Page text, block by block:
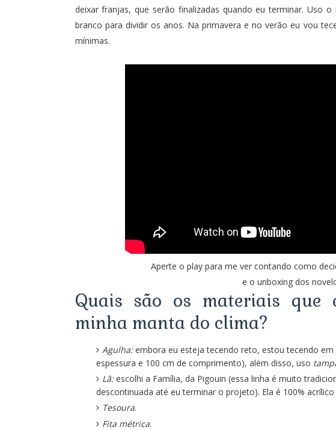
deixar franjas, que serão finalizadas quando eu terminar. Uso
branco para dividir os anos. Na primavera e no verão eu vou
mínimas.
Aperte o play para me ver contando como
e o unboxing dos
Quais são os materiais que
minha manta do clima?
Agulha:embora eu esteja tecendo reto, estou tecendo em
espessura e 100 cm de comprimento), além disso, uso
Lã:escolhi a Família, da Pigouin (essa linha é muito
descontinuada até eu terminar o projeto). Ela é 100%
Tesoura.
Fita métrica.